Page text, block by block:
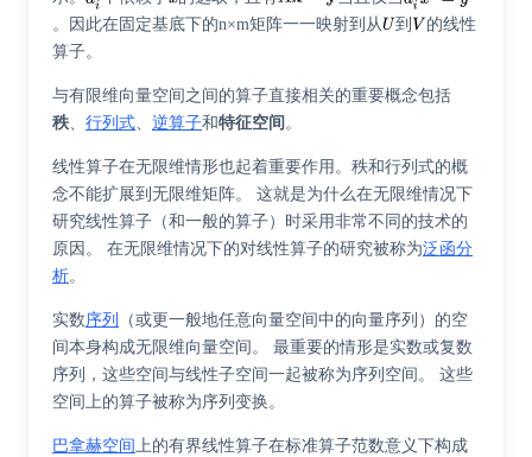
。因此在固定基底下的n×m矩阵一一映射到从
到
的线性
算子。
与有限维向量空间之间的算子直接相关的重要概念包括
秩、 行列式、 逆算子和特征空间 。
线性算子在无限维情形也起着重要作用。秩和行列式的概
念不能扩展到无限维矩阵。 这就是为什么在无限维情况下
研究线性算子（和一般的算子）时采用非常不同的技术的
原因。 在无限维情况下的对线性算子的研究被称为泛函分
析。
实数序列
（或更一般地任意向量空间中的向量序列）的空
间本身构成无限维向量空间。 最重要的情形是实数或复数
序列，这些空间与线性子空间一起被称为序列空间 。 这些
空间上的算子被称为序列变换。
巴拿赫空间上的有界线性算子在标准算子范数意义下构成